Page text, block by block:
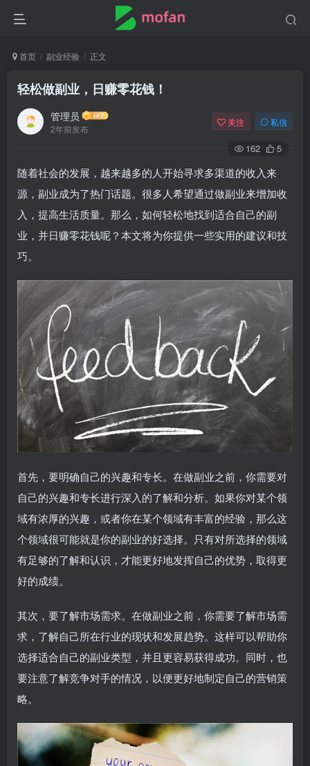
首页 副业经验 正文
轻松做副业，日赚零花钱！
管理员
2年前发布
关注 私信
162 5
随着社会的发展，越来越多的人开始寻求多渠道的收入来
源，副业成为了热门话题。很多人希望通过做副业来增加收
入，提高生活质量。那么，如何轻松地找到适合自己的副
业，并日赚零花钱呢？本文将为你提供一些实用的建议和技
巧。
首先，要明确自己的兴趣和专长。在做副业之前，你需要对
自己的兴趣和专长进行深入的了解和分析。如果你对某个领
域有浓厚的兴趣，或者你在某个领域有丰富的经验，那么这
个领域很可能就是你的副业的好选择。只有对所选择的领域
有足够的了解和认识，才能更好地发挥自己的优势，取得更
好的成绩。
其次，要了解市场需求。在做副业之前，你需要了解市场需
求，了解自己所在行业的现状和发展趋势。这样可以帮助你
选择适合自己的副业类型，并且更容易获得成功。同时，也
要注意了解竞争对手的情况，以便更好地制定自己的营销策
略。